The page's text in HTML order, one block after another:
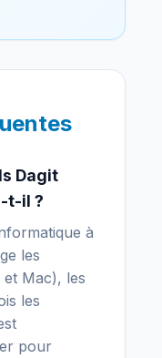
Dagit
t-il ?
à
les
Mac), les
les
pour